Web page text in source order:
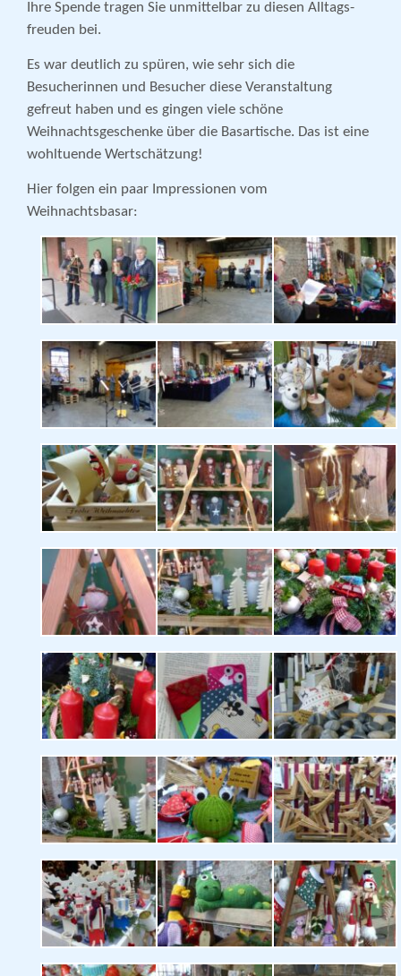
Ihre Spende tragen Sie unmittelbar zu diesen Alltags­
freuden bei.
Es war deutlich zu spüren, wie sehr sich die
Besucherinnen und Besucher diese Veranstaltung
gefreut haben und es gingen viele schöne
Weihnachtsgeschenke über die Basartische. Das ist eine
wohltuende Wertschätzung!
Hier folgen ein paar Impressionen vom
Weihnachtsbasar: